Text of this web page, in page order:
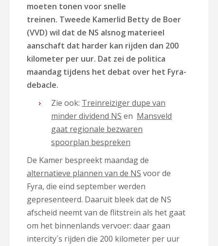
moeten tonen voor snelle
treinen. Tweede Kamerlid Betty de Boer
(VVD) wil dat de NS alsnog materieel
aanschaft dat harder kan rijden dan 200
kilometer per uur. Dat zei de politica
maandag tijdens het debat over het Fyra-
debacle.
Zie ook: Treinreiziger dupe van
minder dividend NS en Mansveld
gaat regionale bezwaren
spoorplan bespreken
De Kamer bespreekt maandag de
alternatieve plannen van de NS voor de
Fyra, die eind september werden
gepresenteerd. Daaruit bleek dat de NS
afscheid neemt van de flitstrein als het gaat
om het binnenlands vervoer: daar gaan
intercity´s rijden die 200 kilometer per uur